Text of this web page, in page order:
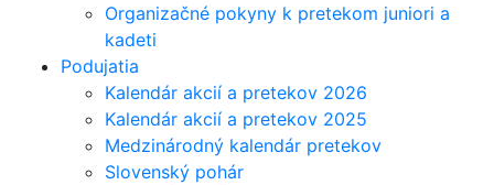
Organizačné pokyny k pretekom juniori a
kadeti
Podujatia
Kalendár akcií a pretekov 2026
Kalendár akcií a pretekov 2025
Medzinárodný kalendár pretekov
Slovenský pohár